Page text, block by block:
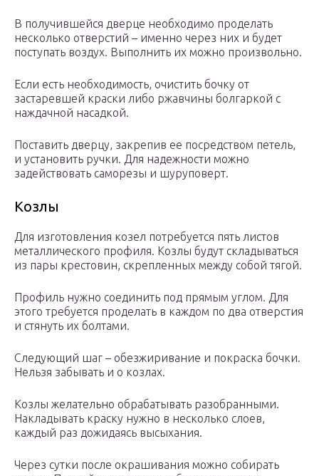
В получившейся дверце необходимо проделать
несколько отверстий – именно через них и будет
поступать воздух. Выполнить их можно произвольно.
Если есть необходимость, очистить бочку от
застаревшей краски либо ржавчины болгаркой с
наждачной насадкой.
Поставить дверцу, закрепив ее посредством петель,
и установить ручки. Для надежности можно
задействовать саморезы и шуруповерт.
Козлы
Для изготовления козел потребуется пять листов
металлического профиля. Козлы будут складываться
из пары крестовин, скрепленных между собой тягой.
Профиль нужно соединить под прямым углом. Для
этого требуется проделать в каждом по два отверстия
и стянуть их болтами.
Следующий шаг – обезжиривание и покраска бочки.
Нельзя забывать и о козлах.
Козлы желательно обрабатывать разобранными.
Накладывать краску нужно в несколько слоев,
каждый раз дожидаясь высыхания.
Через сутки после окрашивания можно собирать